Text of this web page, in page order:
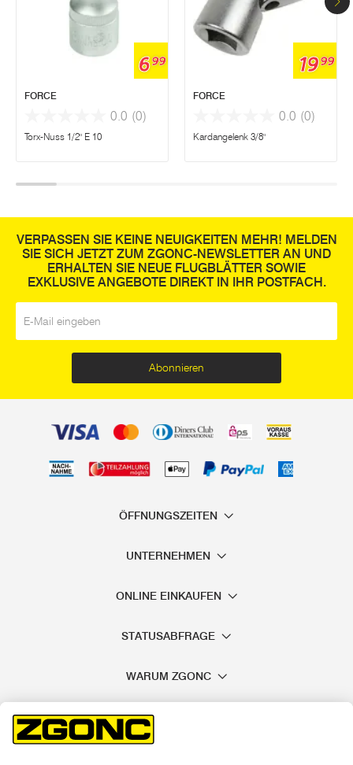
699
FORCE
0.0 (0)
Torx-Nuss 1/2" E 10
1999
FORCE
0.0 (0)
Kardangelenk 3/8"
VERPASSEN SIE KEINE NEUIGKEITEN MEHR! MELDEN
SIE SICH JETZT ZUM ZGONC-NEWSLETTER AN UND
ERHALTEN SIE NEUE FLUGBLÄTTER SOWIE
EXKLUSIVE ANGEBOTE DIREKT IN IHR POSTFACH.
Abonnieren
ÖFFNUNGSZEITEN
UNTERNEHMEN
ONLINE EINKAUFEN
STATUSABFRAGE
WARUM ZGONC